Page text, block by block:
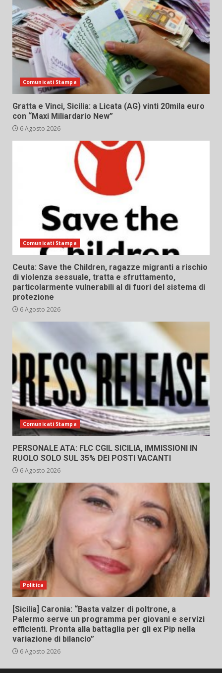
Comunicati Stampa
Gratta e Vinci, Sicilia: a Licata (AG) vinti 20mila euro
con “Maxi Miliardario New”
6 Agosto 2026
Comunicati Stampa
Ceuta: Save the Children, ragazze migranti a rischio
di violenza sessuale, tratta e sfruttamento,
particolarmente vulnerabili al di fuori del sistema di
protezione
6 Agosto 2026
Comunicati Stampa
PERSONALE ATA: FLC CGIL SICILIA, IMMISSIONI IN
RUOLO SOLO SUL 35% DEI POSTI VACANTI
6 Agosto 2026
Politica
[Sicilia] Caronia: “Basta valzer di poltrone, a
Palermo serve un programma per giovani e servizi
efficienti. Pronta alla battaglia per gli ex Pip nella
variazione di bilancio”
6 Agosto 2026